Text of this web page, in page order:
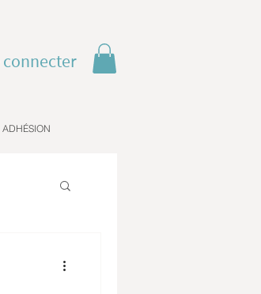
connecter
ADHÉSION